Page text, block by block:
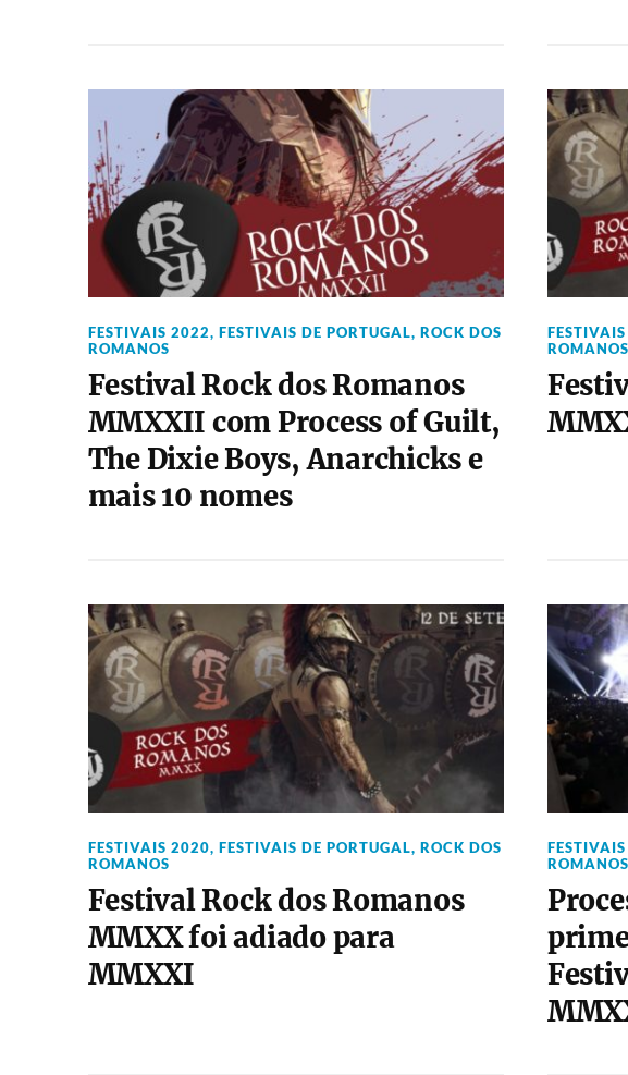
FESTIVAIS 2022, FESTIVAIS DE PORTUGAL, ROCK DOS
ROMANOS
Festival Rock dos Romanos
MMXXII com Process of Guilt,
The Dixie Boys, Anarchicks e
mais 10 nomes
ROMANOS
FESTIVAIS 2020, FESTIVAIS DE PORTUGAL, ROCK DOS
ROMANOS
Festival Rock dos Romanos
MMXX foi adiado para
MMXXI
ROMANOS